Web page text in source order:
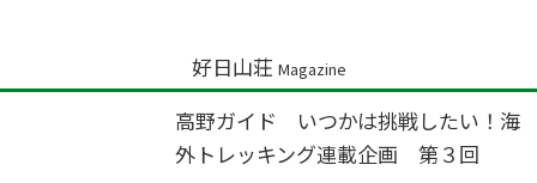
好日山荘 Magazine
高野ガイド いつかは挑戦したい！海
外トレッキング連載企画 第３回